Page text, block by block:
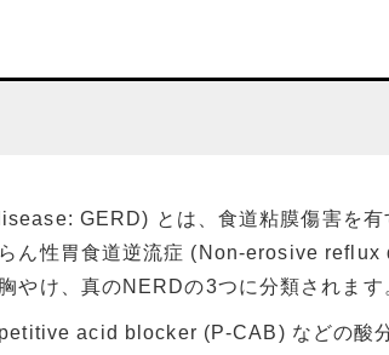
日本語版
GERD) とは、食道粘膜傷害を有
ん性胃食道逆流症 (Non-erosive
やけ、真のNERDの3つに分類されます
acid blocker (P-CAB) などの酸